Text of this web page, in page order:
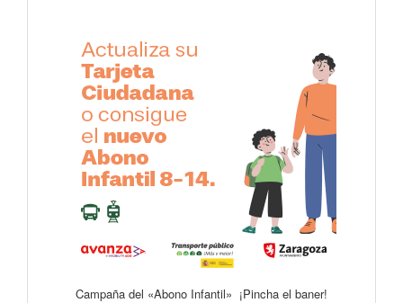
Campaña del «Abono Infantil» ¡Pincha el baner!